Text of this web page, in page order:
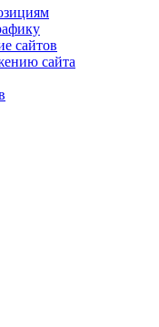
сайтов
сайта